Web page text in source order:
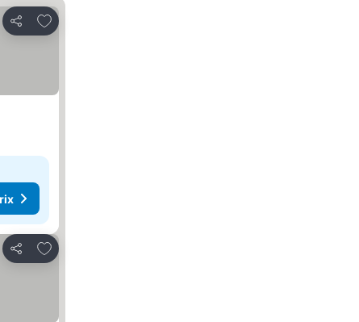
Partager
Ajouter à mes favoris
Partager
Ajouter à mes favoris